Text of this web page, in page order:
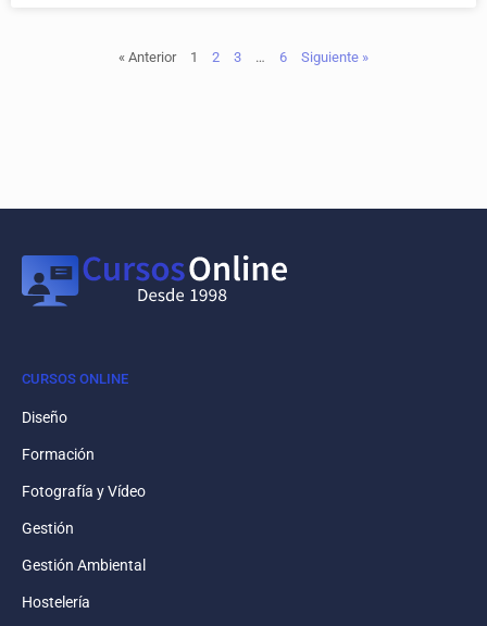
« Anterior 1 2 3 … 6 Siguiente »
CURSOS ONLINE
Diseño
Formación
Fotografía y Vídeo
Gestión
Gestión Ambiental
Hostelería